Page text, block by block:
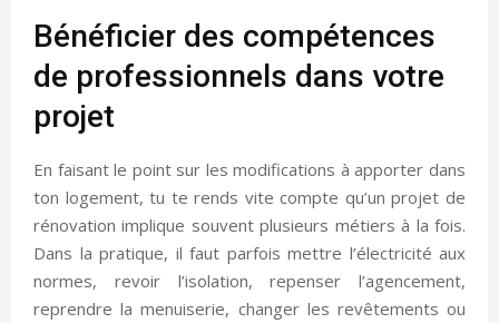
Bénéficier des compétences
de professionnels dans votre
projet
En faisant le point sur les modifications à apporter dans
ton logement, tu te rends vite compte qu’un projet de
rénovation implique souvent plusieurs métiers à la fois.
Dans la pratique, il faut parfois mettre l’électricité aux
normes, revoir l’isolation, repenser l’agencement,
reprendre la menuiserie, changer les revêtements ou